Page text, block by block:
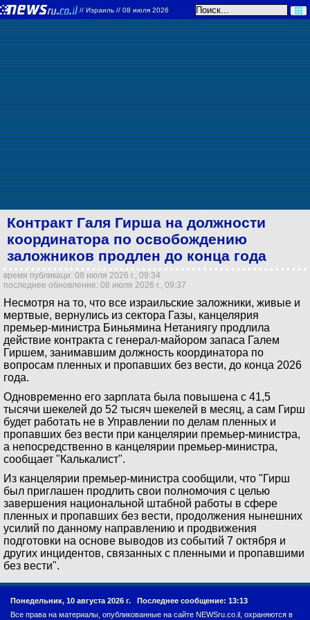
// Израиль // 08 июля 2026
Контракт Галя Гирша на должности
координатора по освобождению
заложников продлен до конца года
время публикаци: 08 июля 2026 г., 09:34
последнее обновление: 08 июля 2026 г., 09:37
Несмотря на то, что все израильские заложники, живые и
мертвые, вернулись из сектора Газы, канцелярия
премьер-министра Биньямина Нетаниягу продлила
действие контракта с генерал-майором запаса Галем
Гиршем, занимавшим должность координатора по
вопросам пленных и пропавших без вести, до конца 2026
года.
Одновременно его зарплата была повышена с 41,5
тысячи шекелей до 52 тысяч шекелей в месяц, а сам Гирш
будет работать не в Управлении по делам пленных и
пропавших без вести при канцелярии премьер-министра,
а непосредственно в канцелярии премьер-министра,
сообщает "Калькалист".
Из канцелярии премьер-министра сообщили, что "Гирш
был приглашен продлить свои полномочия с целью
завершения национальной штабной работы в сфере
пленных и пропавших без вести, продолжения нынешних
усилий по данному направлению и продвижения
подготовки на основе выводов из событий 7 октября и
других инцидентов, связанных с пленными и пропавшими
без вести".
Понедельник, 10 августа 2026 г. Последнее сообщение: 13:13
Все права на материалы, опубликованные на сайте NEWSru.co.il, охраняются в